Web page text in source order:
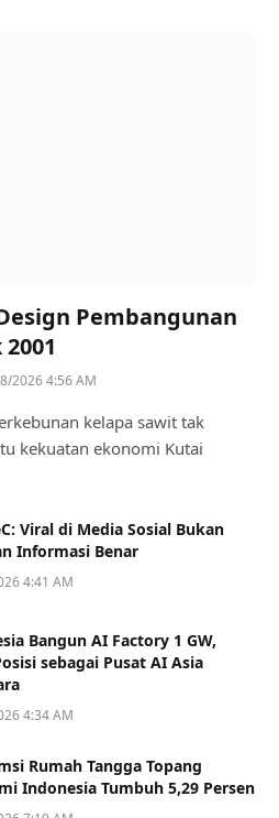
Pembangunan
2026 4:56 AM
kelapa sawit tak
kekuatan ekonomi Kutai
Viral di Media Sosial Bukan
Informasi Benar
4:41 AM
Bangun AI Factory 1 GW,
sebagai Pusat AI Asia
4:34 AM
Rumah Tangga Topang
Indonesia Tumbuh 5,29 Persen